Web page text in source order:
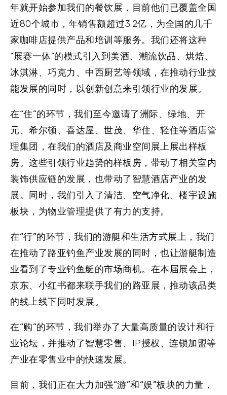
年就开始参加我们的餐饮展，目前他们已覆盖全国
近80个城市，年销售额超过3.2亿，为全国的几千
家咖啡店提供产品和培训等服务。我们还将这种
“展赛一体”的模式引入到美酒、潮流饮品、烘焙、
冰淇淋、巧克力、中西厨艺等领域，在推动行业技
能发展的同时，以创新创意来引领行业的发展。
在“住”的环节，我们至今邀请了洲际、绿地、开
元、希尔顿、喜达屋、世茂、华住、轻住等酒店管
理集团，在我们的酒店及商业空间展上展出样板
房。这些引领行业趋势的样板房，带动了相关室内
装饰供应链的发展，也带动了智慧酒店产业的发
展。同时，我们引入了清洁、空气净化、楼宇设施
板块，为物业管理提供了有力的支持。
在“行”的环节，我们的游艇和生活方式展上，我们
在推动了路亚钓鱼产业发展的同时，也让游艇制造
业看到了专业钓鱼艇的市场商机。在本届展会上，
京东、小红书都来联手我们的路亚展，推动该品类
的线上线下同时发展。
在“购”的环节，我们举办了大量高质量的设计和行
业论坛，并推动了智慧零售、IP授权、连锁加盟等
产业在零售业中的快速发展。
目前，我们正在大力加强“游”和“娱”板块的力量 ，